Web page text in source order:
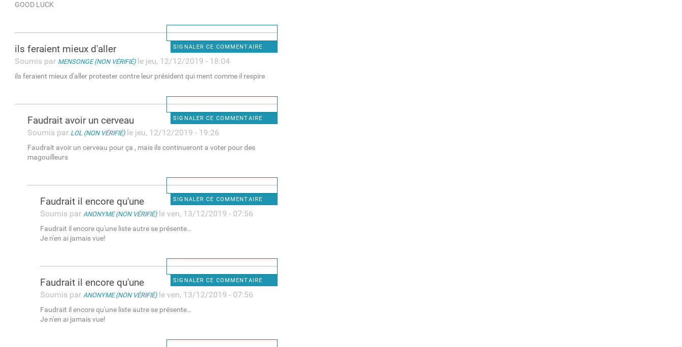
GOOD LUCK
SIGNALER CE COMMENTAIRE
ils feraient mieux d'aller
Soumis par MENSONGE (NON VÉRIFIÉ)le jeu, 12/12/2019 - 18:04
ils feraient mieux d'aller protester contre leur président qui ment comme il respire
SIGNALER CE COMMENTAIRE
Faudrait avoir un cerveau
Soumis par LOL (NON VÉRIFIÉ)le jeu, 12/12/2019 - 19:26
Faudrait avoir un cerveau pour ça , mais ils continueront a voter pour des
magouilleurs
SIGNALER CE COMMENTAIRE
Faudrait il encore qu'une
Soumis parANONYME (NON VÉRIFIÉ)le ven, 13/12/2019 - 07:56
Faudrait il encore qu'une liste autre se présente…
Je n'en ai jamais vue!
SIGNALER CE COMMENTAIRE
Faudrait il encore qu'une
Soumis parANONYME (NON VÉRIFIÉ)le ven, 13/12/2019 - 07:56
Faudrait il encore qu'une liste autre se présente…
Je n'en ai jamais vue!